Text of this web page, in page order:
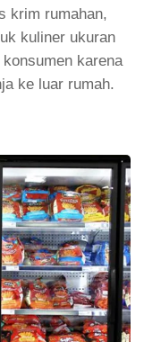
krim rumahan,
kuliner ukuran
karena
ke luar rumah.